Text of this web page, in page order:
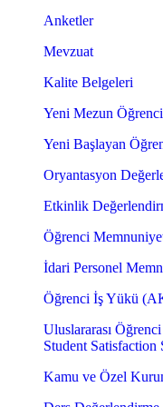
Anketler
Mevzuat
Kalite Belgeleri
Yeni Mezun
Yeni Başlayan
Oryantasyon
Etkinlik
Öğrenci
İdari Personel
Öğrenci İş Yükü
Uluslararası
Student Satisfaction
Kamu ve Özel